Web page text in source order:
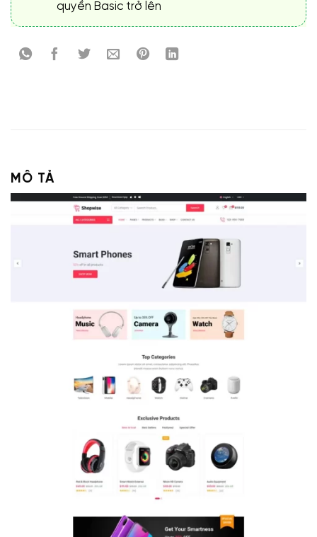
quyền Basic trở lên
MÔ TẢ